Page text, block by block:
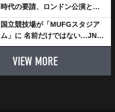
ら」
時代の要請、ロンドン公演と古
式大相撲
国立競技場が「MUFGスタジア
ム」に 名前だけではない…JNSE
とMUFGが“共創”し描く地域活
性化・社会価値創造の近未来図
VIEW MORE